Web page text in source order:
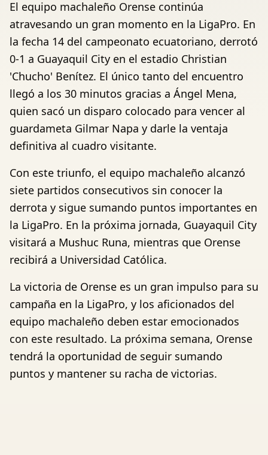
El equipo machaleño Orense continúa
atravesando un gran momento en la LigaPro. En
la fecha 14 del campeonato ecuatoriano, derrotó
0-1 a Guayaquil City en el estadio Christian
'Chucho' Benítez. El único tanto del encuentro
llegó a los 30 minutos gracias a Ángel Mena,
quien sacó un disparo colocado para vencer al
guardameta Gilmar Napa y darle la ventaja
definitiva al cuadro visitante.
Con este triunfo, el equipo machaleño alcanzó
siete partidos consecutivos sin conocer la
derrota y sigue sumando puntos importantes en
la LigaPro. En la próxima jornada, Guayaquil City
visitará a Mushuc Runa, mientras que Orense
recibirá a Universidad Católica.
La victoria de Orense es un gran impulso para su
campaña en la LigaPro, y los aficionados del
equipo machaleño deben estar emocionados
con este resultado. La próxima semana, Orense
tendrá la oportunidad de seguir sumando
puntos y mantener su racha de victorias.